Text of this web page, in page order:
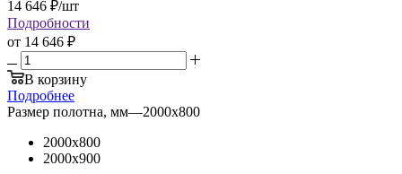
14 646 ₽/шт
Подробности
от 14 646 ₽
В корзину
Подробнее
Размер полотна, мм—2000x800
2000x800
2000x900